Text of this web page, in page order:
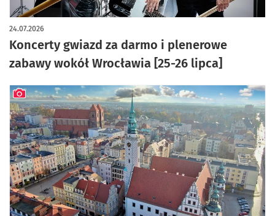
Koncerty gwiazd za darmo i plenerowe
zabawy wokół Wrocławia [25-26 lipca]
24.07.2026
artykuł z galerią zdjęć